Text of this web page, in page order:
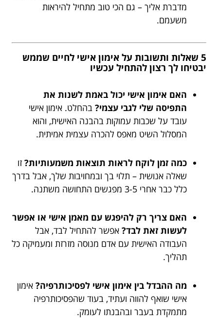
מדברת אליך – גם הכי טוב מתחיל להיראות
משעמם.
5 שאלות ותשובות על אימון אישי לחיים שממש
יבטיחו לך רצון להתחיל עכשיו
האם אימון אישי יכול באמת לשנות את
התפיסה שלי לגבי עצמי? בהחלט. אימון אישי
עובד על שכבות עמוקות בהבנה האישית, והוא
המסלול השיט מאפס להכרה עצמית אמיתית.
כמה זמן לוקח לראות תוצאות משמעותיות? זו
שאלה אנושית – תלוי בך ובמחויבות שלך, אבל בדרך
כלל כבר אחרי 3-5 מפגשים התחושה משתנה.
האם צריך רק להיפגש עם מאמן אישי או אפשר
לעשות זאת לבד? אפשר להתחיל לבד, אבל
העבודה האישית עם אדם מנוסה מזרזת ומעמיקה כל
תהליך.
מה ההבדל בין אימון אישי לפסיכותרפיה? אימון
אישי שואף להווה ועתיד, בעוד שהפסיכותרפיה
מתמקדת בעבר ובהבנתו לעומק.